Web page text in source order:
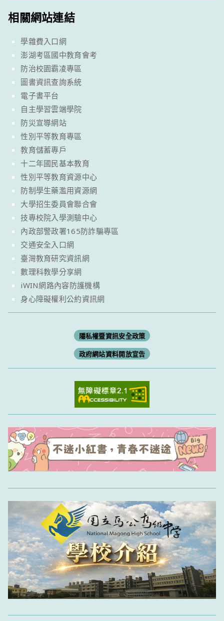
相關網站連結
學雜費入口網
澎湖考區國中教育會考
防治校園霸凌專區
圖書資訊查詢系統
電子書平台
自主學習雲端學院
防災宣導網站
性別平等教育專區
教育儲蓄專戶
十二年國民基本教育
性別平等教育資源中心
防制學生藥濫用資源網
大學招生委員會聯合會
技專校院入學測驗中心
內政部警政署165防詐騙專區
交通安全入口網
臺灣教育研究資訊網
數理科教學分享網
iWIN網路內容防護機構
身心障礙權利公約資訊網
隱私權暨資訊安全政策
政府網站資料開放宣告